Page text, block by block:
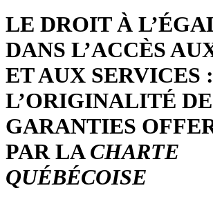
LE DROIT À
DANS L’ACCÈS
ET AUX SERVICES :
L’ORIGINALITÉ
GARANTIES
PAR LACHARTE
QUÉBÉCOISE